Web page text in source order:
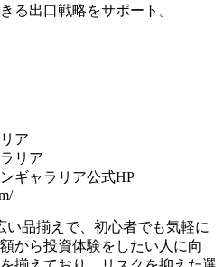
る出口戦略をサポート。
ア
ギャラリア公式HP
い品揃え で、初心者でも気軽に
から投資体験をしたい人に向